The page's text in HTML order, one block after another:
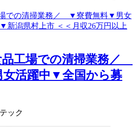
品工場での清掃業務／
活躍中▼全国から募
ック